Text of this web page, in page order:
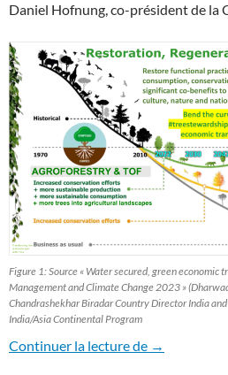
Daniel Hofnung, co-président de la
Figure 1: Source « Water secured, green economic
Management and Climate Change 2023 »
Chandrashekhar Biradar Country Director India
India/Asia Continental Program
Continuer la lecture de S’adapter
→